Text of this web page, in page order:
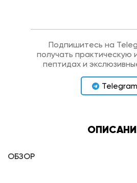
Подпишитесь на
получать
пептидах и
Telegram
ОБЗОР